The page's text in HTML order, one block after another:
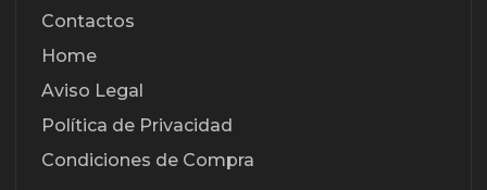
Contactos
Home
Aviso Legal
Política de Privacidad
Condiciones de Compra